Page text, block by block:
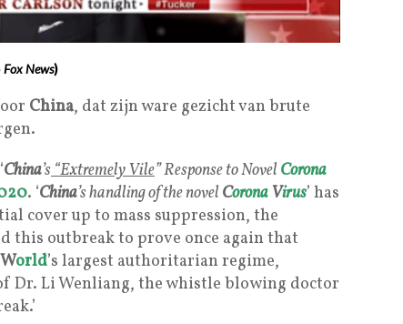
Fox News)
China, dat zijn ware gezicht van brute
China’s“Extremely Vile” Response to Novel Corona
. ‘China’s handling of the novel Corona Virus’ has
cover up to mass suppression, the
this outbreak to prove once again that
World’s largest authoritarian regime,
Dr. Li Wenliang, the whistle blowing doctor